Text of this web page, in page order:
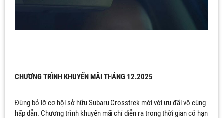
CHƯƠNG TRÌNH KHUYẾN MÃI THÁNG 12.2025
Đừng bỏ lỡ cơ hội sở hữu Subaru Crosstrek mới với ưu đãi vô cùng
hấp dẫn. Chương trình khuyến mãi chỉ diễn ra trong thời gian có hạn